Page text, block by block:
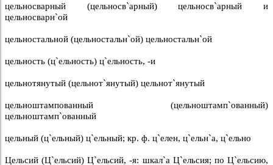
цельносварный (цельносв`арный) цельносв`арный и
цельносварн`ой
цельностальной (цельностальн`ой) цельностальн`ой
цельность (ц`ельность) ц`ельность, -и
цельнотянутый (цельнот`янутый) цельнот`янутый
цельноштампованный (цельноштамп`ованный)
цельноштамп`ованный
цельный (ц`ельный) ц`ельный; кр. ф. ц`елен, ц`ельн`а, ц`ельно
Цельсий (Ц`ельсий) Ц`ельсий, -я: шкал`а Ц`ельсия; по Ц`ельсию,